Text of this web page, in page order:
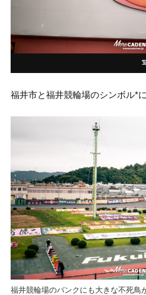
福井市と福井競輪場のシンボル*
福井競輪場のバンクにも大きな不死鳥